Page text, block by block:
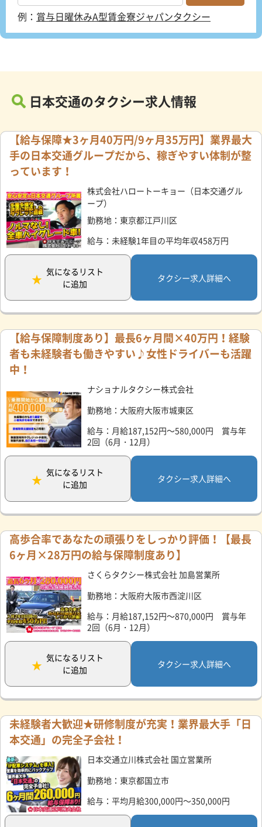
例： 賞与日曜休みA型賃金寮ジャパンタクシー
日本交通のタクシー求人情報
【給与保障★3ヶ月40万円/9ヶ月35万円】業界最大
手の日本交通グループだから、稼ぎやすい体制が整
っています！
株式会社ハロートーキョー（日本交通グル
ープ）
勤務地：東京都江戸川区
給与：未経験1年目の平均年収458万円
気になるリスト
に追加
タクシー求人詳細へ
【給与保障制度あり】最長6ヶ月間×40万円！経験
者も未経験者も働きやすい♪女性ドライバーも活躍
中！
ナショナルタクシー株式会社
勤務地：大阪府大阪市城東区
給与：月給187,152円～580,000円 賞与年
2回（6月・12月）
気になるリスト
に追加
タクシー求人詳細へ
高歩合率であなたの頑張りをしっかり評価！【最長
6ヶ月×28万円の給与保障制度あり】
さくらタクシー株式会社 加島営業所
勤務地：大阪府大阪市西淀川区
給与：月給187,152円～870,000円 賞与年
2回（6月・12月）
気になるリスト
に追加
タクシー求人詳細へ
未経験者大歓迎★研修制度が充実！業界最大手「日
本交通」の完全子会社！
日本交通立川株式会社 国立営業所
勤務地：東京都国立市
給与：平均月給300,000円～350,000円